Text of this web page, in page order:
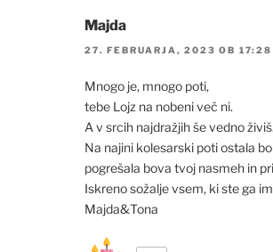
Majda
27. FEBRUARJA, 2023 OB 17:28
Mnogo je, mnogo poti,
tebe Lojz na nobeni več ni.
A v srcih najdražjih še vedno
Na najini kolesarski poti ostala
pogrešala bova tvoj nasmeh in
Iskreno sožalje vsem, ki ste ga
Majda&Tona